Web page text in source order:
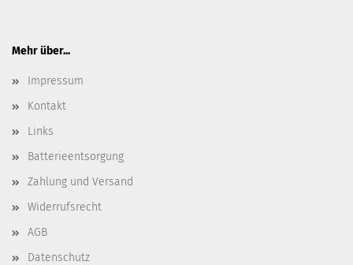
Mehr über...
Impressum
Kontakt
Links
Batterieentsorgung
Zahlung und Versand
Widerrufsrecht
AGB
Datenschutz